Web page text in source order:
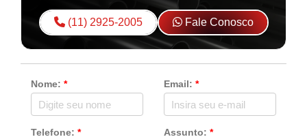
(11) 2925-2005 Fale Conosco
Nome: * Email: *
Telefone: * Assunto: *